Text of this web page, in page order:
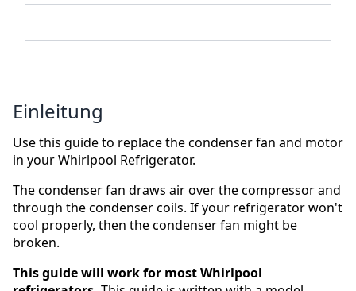
Einleitung
Use this guide to replace the condenser fan and motor
in your Whirlpool Refrigerator.
The condenser fan draws air over the compressor and
through the condenser coils. If your refrigerator won't
cool properly, then the condenser fan might be
broken.
This guide will work for most Whirlpool